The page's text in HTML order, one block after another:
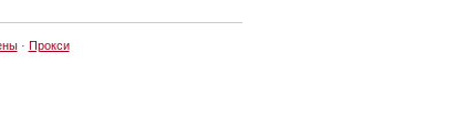
· Прокси